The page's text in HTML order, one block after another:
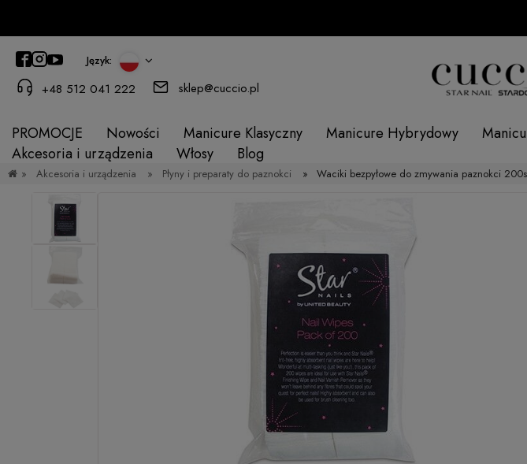
Język:
+48 512 041 222 sklep@cuccio.pl
PROMOCJE Nowości Manicure Klasyczny Manicure Hybrydowy
Akcesoria i urządzenia
Włosy Blog
» Akcesoria i urządzenia » Płyny i preparaty do paznokci » Waciki bezpyłowe do zmywania paznokci